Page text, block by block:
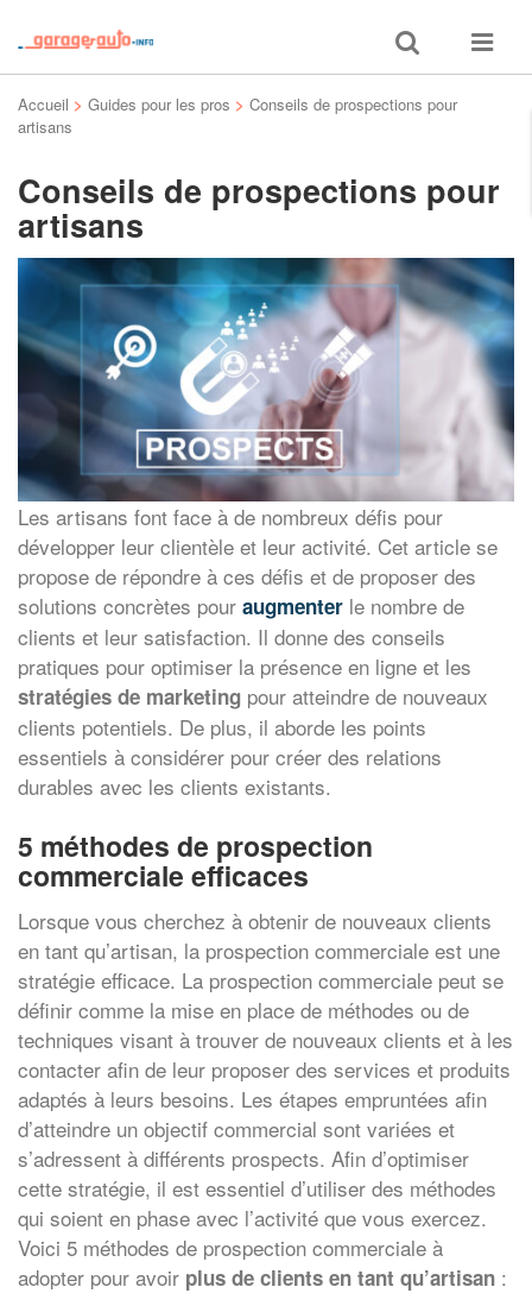
Toggle
search
Toggle
Accueil > Guides pour les pros > Conseils de prospections pour
artisans
Conseils de prospections pour
artisans
Les artisans font face à de nombreux défis pour
développer leur clientèle et leur activité. Cet article se
propose de répondre à ces défis et de proposer des
solutions concrètes pour augmenter le nombre de
clients et leur satisfaction. Il donne des conseils
pratiques pour optimiser la présence en ligne et les
stratégies de marketing pour atteindre de nouveaux
clients potentiels. De plus, il aborde les points
essentiels à considérer pour créer des relations
durables avec les clients existants.
5 méthodes de prospection
commerciale efficaces
Lorsque vous cherchez à obtenir de nouveaux clients
en tant qu’artisan, la prospection commerciale est une
stratégie efficace. La prospection commerciale peut se
définir comme la mise en place de méthodes ou de
techniques visant à trouver de nouveaux clients et à les
contacter afin de leur proposer des services et produits
adaptés à leurs besoins. Les étapes empruntées afin
d’atteindre un objectif commercial sont variées et
s’adressent à différents prospects. Afin d’optimiser
cette stratégie, il est essentiel d’utiliser des méthodes
qui soient en phase avec l’activité que vous exercez.
Voici 5 méthodes de prospection commerciale à
adopter pour avoir plus de clients en tant qu’artisan :